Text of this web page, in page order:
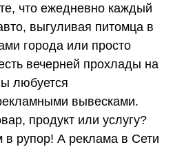
что ежедневно каждый
выгуливая питомца в
города или просто
вечерней прохлады на
любуется
вывесками.
продукт или услугу?
в рупор! А реклама в Сети